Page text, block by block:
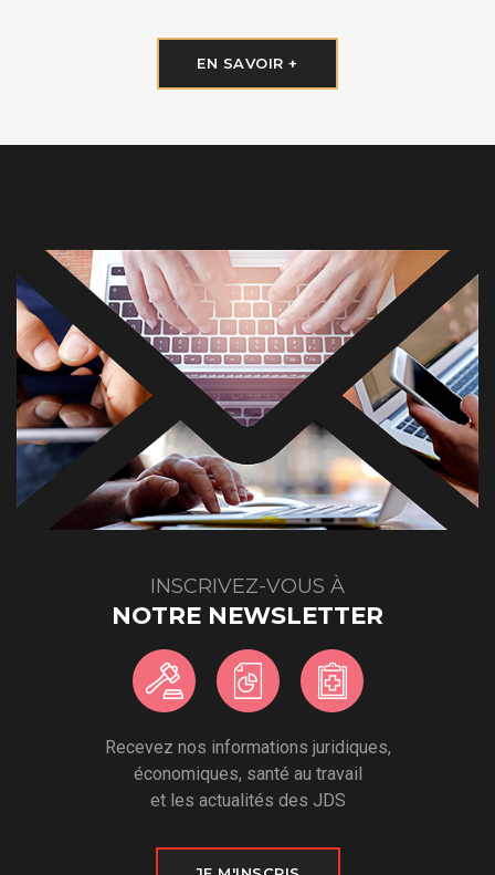
EN SAVOIR +
INSCRIVEZ-VOUS À
NOTRE NEWSLETTER
Recevez nos informations juridiques,
économiques, santé au travail
et les actualités des JDS